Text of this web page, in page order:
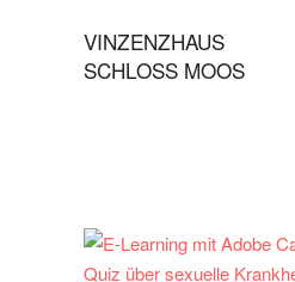
VINZENZHAUS
SCHLOSS MOOS